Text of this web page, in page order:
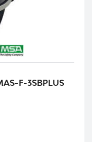
F-3SBPLUS